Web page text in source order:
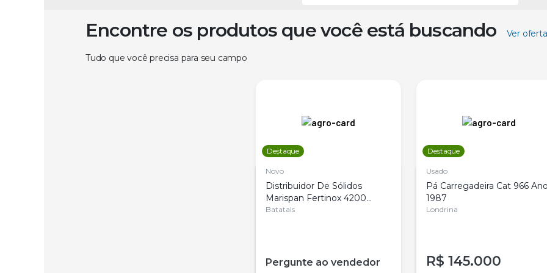
Encontre os produtos que você está buscando Ver
Tudo que você precisa para seu campo
Destaque
Novo
Distribuidor De Sólidos
Marispan Fertinox 4200
Citrus
Batatais
Pergunte ao vendedor
Destaque
Usado
Pá Carregadeira Cat 966
1987
Londrina
R$ 145.000